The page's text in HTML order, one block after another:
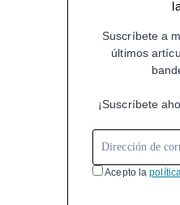
Suscríbete a
últimos
¡Suscríbete
Acepto la